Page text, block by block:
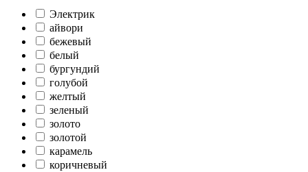
Электрик
айвори
бежевый
белый
бургундий
голубой
желтый
зеленый
золото
золотой
карамель
коричневый